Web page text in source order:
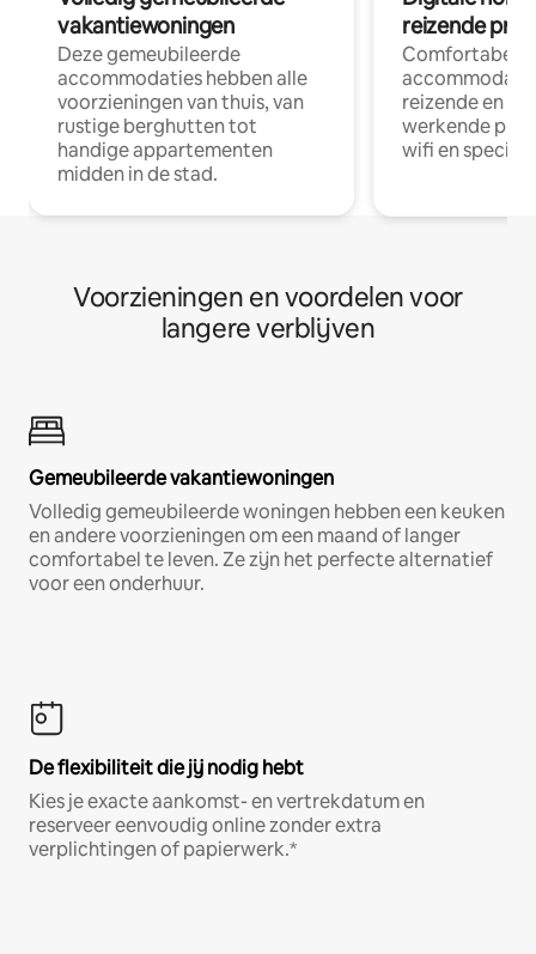
vakantiewoningen
Deze gemeubileerde
accommodaties hebben alle
voorzieningen van thuis, van
rustige berghutten tot
handige appartementen
midden in de stad.
reizende
Comfortabele
reizende en
werkende
wifi en
Voorzieningen en voordelen voor
langere verblijven
Gemeubileerde vakantiewoningen
Volledig gemeubileerde woningen hebben een keuken
en andere voorzieningen om een maand of langer
comfortabel te leven. Ze zijn het perfecte alternatief
voor een onderhuur.
De flexibiliteit die jij nodig hebt
Kies je exacte aankomst- en vertrekdatum en
reserveer eenvoudig online zonder extra
verplichtingen of papierwerk.*